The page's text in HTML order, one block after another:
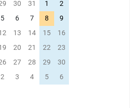
30 31 1
2
5 6 7 8
9
13 14 15
16
20 21 22
23
27 28 29
30
2 3 4 5 6